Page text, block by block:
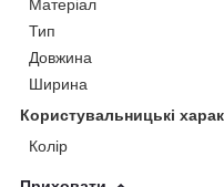
Матеріал
Тип
Довжина
Ширина
Користувальницькі
Колір